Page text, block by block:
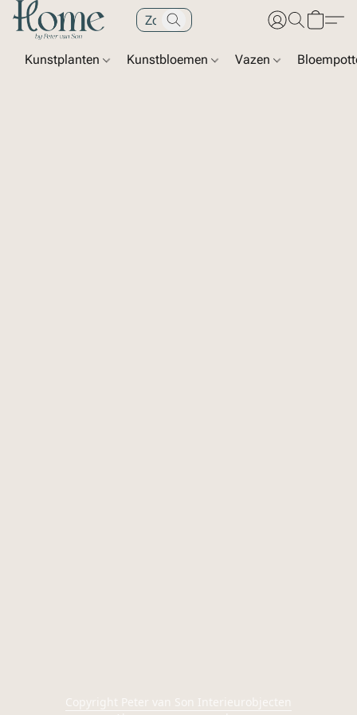
Kunstplanten Kunstbloemen Vazen
Copyright Peter van Son Interieurobjecten